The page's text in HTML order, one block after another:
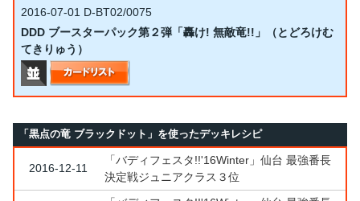
2016-07-01 D-BT02/0075
DDD ブースターパック第２弾「轟け! 無敵竜!!」（とどろけむ
てきりゅう）
「黒点の竜 ブラックドット」を使ったデッキレシピ
2016-12-11
「バディフェスタ!!'16Winter」仙台 最強番長
決定戦ジュニアクラス３位